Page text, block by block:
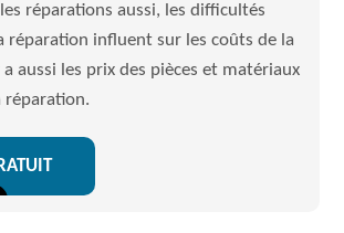
réparations aussi, les difficultés
réparation influent sur les coûts de la
aussi les prix des pièces et matériaux
réparation.